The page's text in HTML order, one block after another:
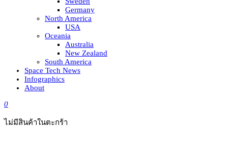
Germany
North America
USA
Oceania
Australia
New Zealand
South America
Space Tech News
Infographics
About
0
ไม่มีสินค้าในตะกร้า